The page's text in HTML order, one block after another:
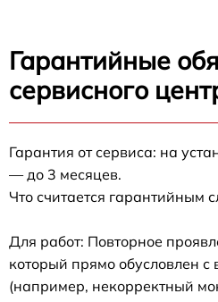
Гарантийные
сервисного
Гарантия от сервиса: на
— до 3 месяцев.
Что считается гарантийным
Для работ: Повторное
который прямо обусловлен
(например, некорректный